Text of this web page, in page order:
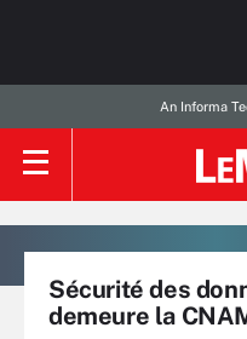
An Informa
Sécurité des
demeure la